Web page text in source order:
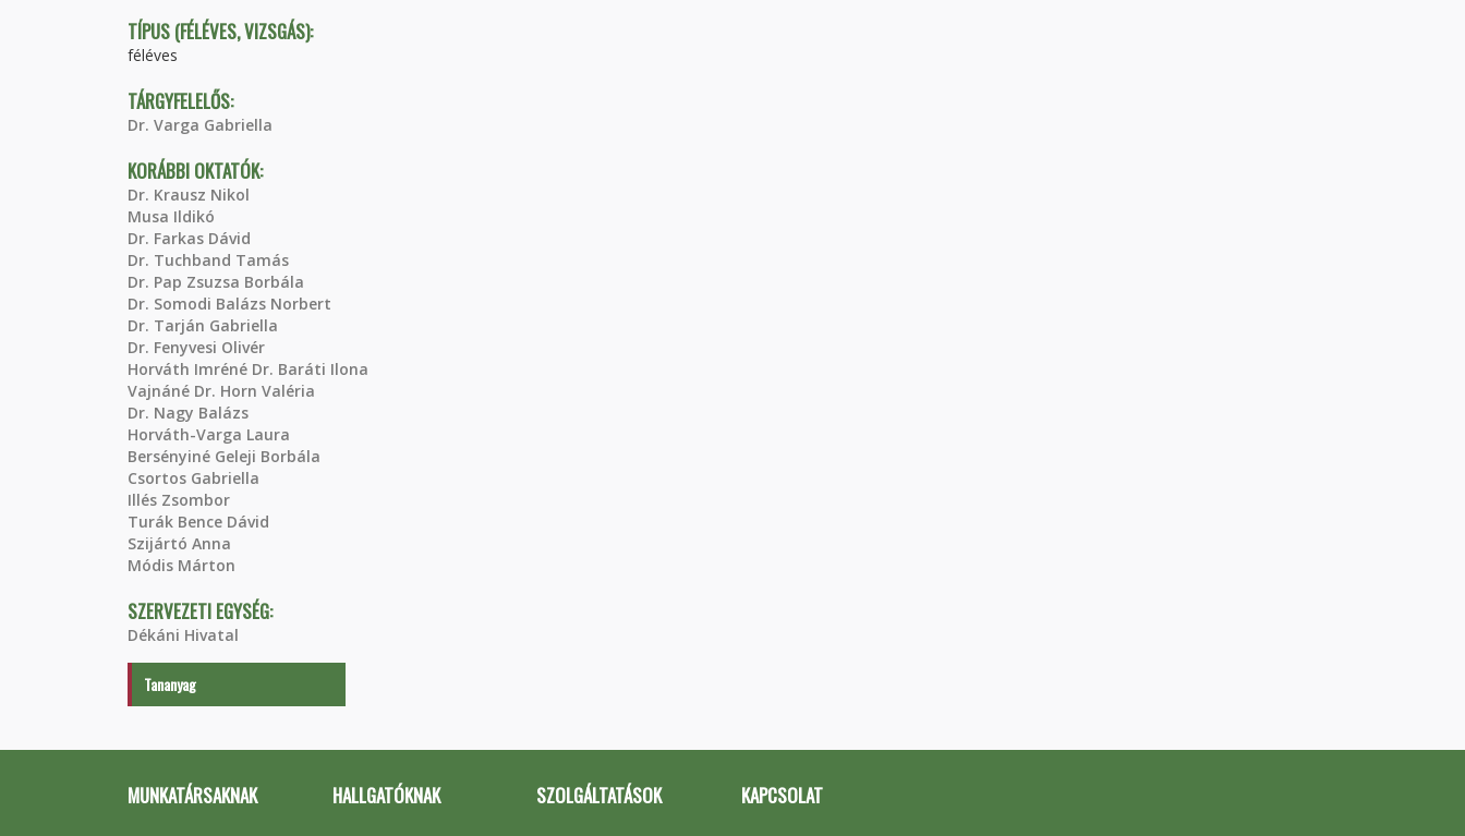
TÍPUS (FÉLÉVES, VIZSGÁS):
féléves
TÁRGYFELELŐS:
Dr. Varga Gabriella
KORÁBBI OKTATÓK:
Dr. Krausz Nikol
Musa Ildikó
Dr. Farkas Dávid
Dr. Tuchband Tamás
Dr. Pap Zsuzsa Borbála
Dr. Somodi Balázs Norbert
Dr. Tarján Gabriella
Dr. Fenyvesi Olivér
Horváth Imréné Dr. Baráti Ilona
Vajnáné Dr. Horn Valéria
Dr. Nagy Balázs
Horváth-Varga Laura
Bersényiné Geleji Borbála
Csortos Gabriella
Illés Zsombor
Turák Bence Dávid
Szijártó Anna
Módis Márton
SZERVEZETI EGYSÉG:
Dékáni Hivatal
Tananyag
MUNKATÁRSAKNAK HALLGATÓKNAK SZOLGÁLTATÁSOK KAPCSOLAT